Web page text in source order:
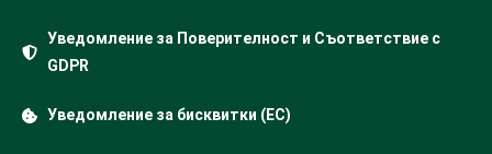
Уведомление за Поверителност и Съответствие с
GDPR
Уведомление за бисквитки (ЕС)